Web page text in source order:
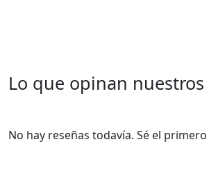
Lo que opinan
No hay reseñas todavía. Sé el